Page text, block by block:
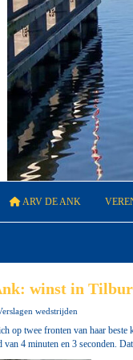
ARV DE ANK
winst in
wedstrijden
op twee fronten van haar
4 minuten en 3 seconden.